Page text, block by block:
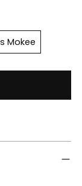
Mokee